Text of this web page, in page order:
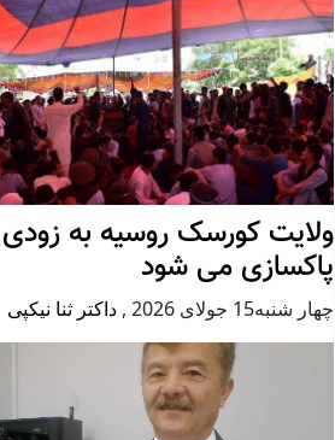
ولایت کورسک روسیه به زودی
پاکسازی می شود
چهار شنبه15 جولای 2026 , داکتر ثنا نیکپی